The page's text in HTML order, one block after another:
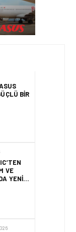
BIR
VE
YENI İŞ